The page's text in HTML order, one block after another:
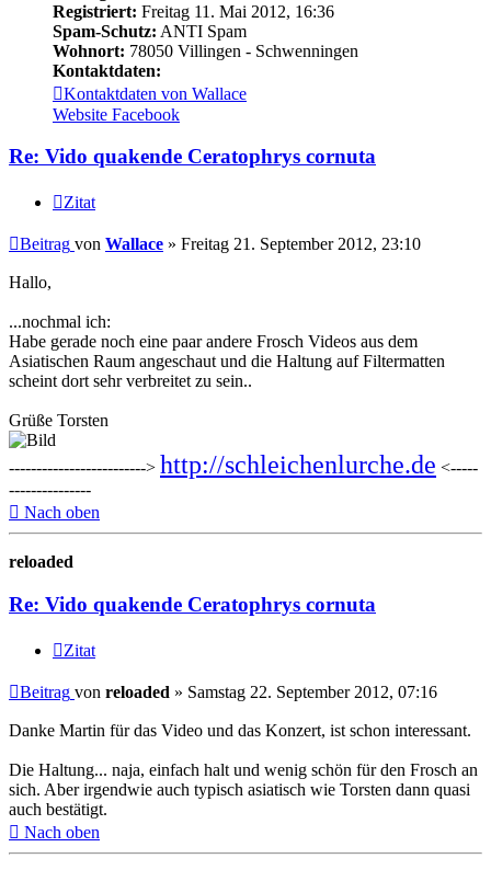
Registriert: Freitag 11. Mai 2012, 16:36
Spam-Schutz: ANTI Spam
Wohnort: 78050 Villingen - Schwenningen
Kontaktdaten:
Kontaktdaten von Wallace
Website Facebook
Re: Vido quakende Ceratophrys cornuta
Zitat
Beitrag von Wallace » Freitag 21. September 2012, 23:10
Hallo,
...nochmal ich:
Habe gerade noch eine paar andere Frosch Videos aus dem
Asiatischen Raum angeschaut und die Haltung auf Filtermatten
scheint dort sehr verbreitet zu sein..
Grüße Torsten
-------------------------> http://schleichenlurche.de <-----
---------------
Nach oben
reloaded
Re: Vido quakende Ceratophrys cornuta
Zitat
Beitrag von reloaded » Samstag 22. September 2012, 07:16
Danke Martin für das Video und das Konzert, ist schon interessant.
Die Haltung... naja, einfach halt und wenig schön für den Frosch an
sich. Aber irgendwie auch typisch asiatisch wie Torsten dann quasi
auch bestätigt.
Nach oben